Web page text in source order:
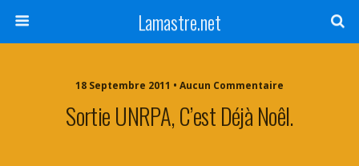
Lamastre.net
18 Septembre 2011 • Aucun Commentaire
Sortie UNRPA, C’est Déjà Noêl.